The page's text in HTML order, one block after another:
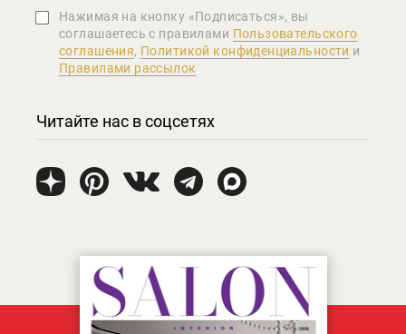
Нажимая на кнопку «Подписаться», вы
соглашаетеcь с правилами Пользовательского
соглашения, Политикой конфиденциальности и
Правилами рассылок
Читайте нас в соцсетях